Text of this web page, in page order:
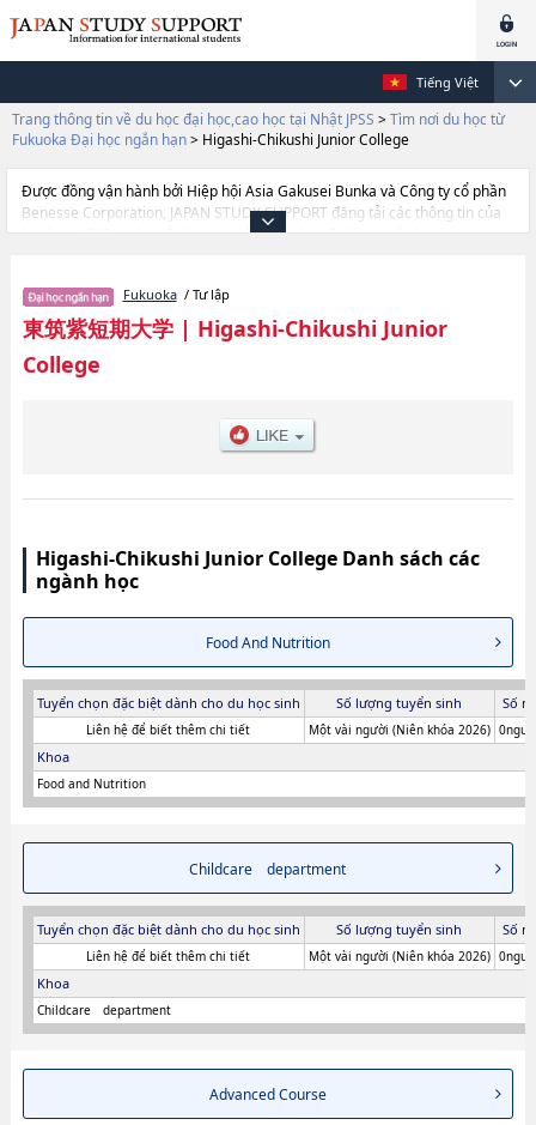
Tiếng Việt
Trang thông tin về du học đại học,cao học tại Nhật JPSS > Tìm nơi du học từ
Fukuoka Đại học ngắn hạn> Higashi-Chikushi Junior College
Được đồng vận hành bởi Hiệp hội Asia Gakusei Bunka và Công ty cổ phần
Benesse Corporation, JAPAN STUDY SUPPORT đăng tải các thông tin của
khoảng 1.300 trường đại học, cao học, trường đại học ngắn hạn, trường
thông tin cần thiết dành cho du học sinh, như là về các Ngành Food And
NutritionhoặcNgành Childcare departmenthoặcNgành Advanced
Course, thông tin về từng ngành học, thông tin liên quan đến thi tuyển như
số lượng tuyển sinh, số lượng trúng tuyển, cở sở trang thiết bị, hướng dẫn
Fukuoka/ Tư lập
東筑紫短期大学| Higashi-Chikushi Junior
College
Higashi-Chikushi Junior College Danh sách các
ngành học
Food And Nutrition
Tuyển chọn đặc biệt dành cho du học sinh Số lượng tuyển sinh Số
Liên hệ để biết thêm chi tiết Một vài người (Niên khóa 2026)
Khoa
Food and Nutrition
Childcare department
Tuyển chọn đặc biệt dành cho du học sinh Số lượng tuyển sinh Số
Liên hệ để biết thêm chi tiết Một vài người (Niên khóa 2026)
Khoa
Childcare department
Advanced Course